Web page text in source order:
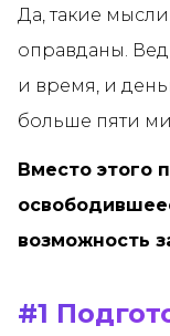
Да, такие
оправданы.
и время, и
больше пяти
Вместо этого
возможность
#1